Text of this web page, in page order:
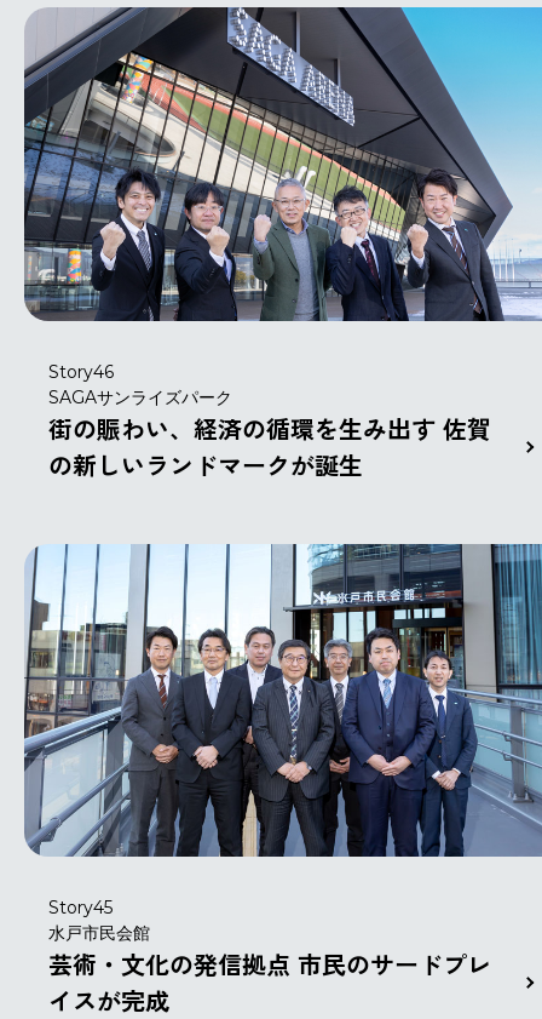
Story46
SAGAサンライズパーク
街の賑わい、経済の循環を生み出す 佐賀
の新しいランドマークが誕生
Story45
水戸市民会館
芸術・文化の発信拠点 市民のサードプレ
イスが完成